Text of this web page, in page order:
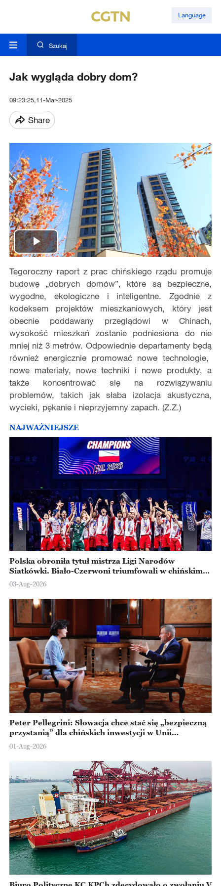
Language
Szukaj
Jak wygląda dobry dom?
09:23:25,11-Mar-2025
Share
Play
Video
Tegoroczny raport z prac chińskiego rządu promuje
budowę„dobrych domów”, które sąbezpieczne,
wygodne, ekologiczne i inteligentne. Zgodnie z
kodeksem projektów mieszkaniowych, który jest
obecnie poddawany przeglądowi w Chinach,
wysokośćmieszkań zostanie podniesiona do nie
mniej niż 3 metrów. Odpowiednie departamenty będą
równieżenergicznie promowaćnowe technologie,
nowe materiały, nowe techniki i nowe produkty, a
także koncentrowaćsię na rozwiązywaniu
problemów, takich jak słaba izolacja akustyczna,
wycieki, pękanie i nieprzyjemny zapach. (Z.Z.)
NAJWAŻNIEJSZE
Polska obroniła tytuł mistrza Ligi Narodów
Siatkówki. Biało-Czerwoni triumfowali w chińskim
Ningbo
03-Aug-2026
Peter Pellegrini: Słowacja chce stać się „bezpieczną
przystanią” dla chińskich inwestycji w Unii
Europejskiej
01-Aug-2026